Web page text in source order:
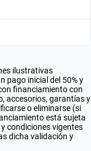
ilustrativas
pago inicial del 50% y
financiamiento con
accesorios, garantías y
o eliminarse (si
está sujeta
condiciones vigentes
dicha validación y